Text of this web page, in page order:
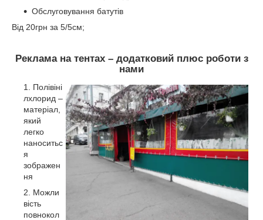
Обслуговування батутів
Від 20грн за 5/5см;
Реклама на тентах – додатковий плюс роботи з
нами
Полівіні
лхлорид –
матеріал,
який
легко
наноситьс
я
зображен
ня
Можли
вість
повнокол